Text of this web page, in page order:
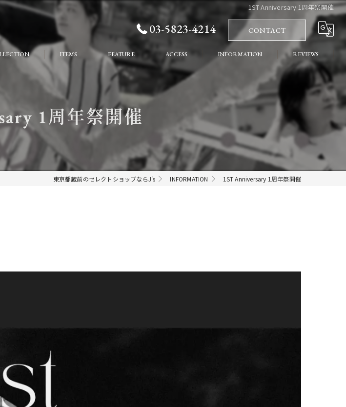
1ST Anniversary 1周年祭開催
03-5823-4214 CONTACT
ITEMS
FAQ
FEATURE
おしゃれ
大人
個性的
モード
ストリート
ACCESS INFORMATION REVIEWS
1周年祭開催
東京都蔵前のセレクトショップならJ's INFORMATION 1ST Anniversary 1周年祭開催